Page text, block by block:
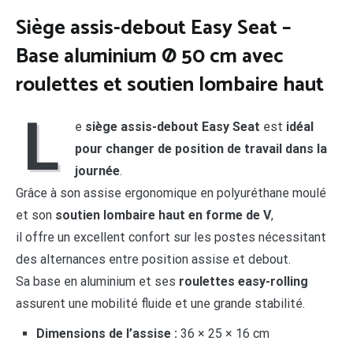
Siège assis-debout Easy Seat –
Base aluminium Ø 50 cm avec
roulettes et soutien lombaire haut
L e siège assis-debout Easy Seat est idéal
pour changer de position de travail dans la
journée.
Grâce à son assise ergonomique en polyuréthane moulé
et son soutien lombaire haut en forme de V,
il offre un excellent confort sur les postes nécessitant
des alternances entre position assise et debout.
Sa base en aluminium et ses roulettes easy-rolling
assurent une mobilité fluide et une grande stabilité.
Dimensions de l’assise : 36 × 25 × 16 cm